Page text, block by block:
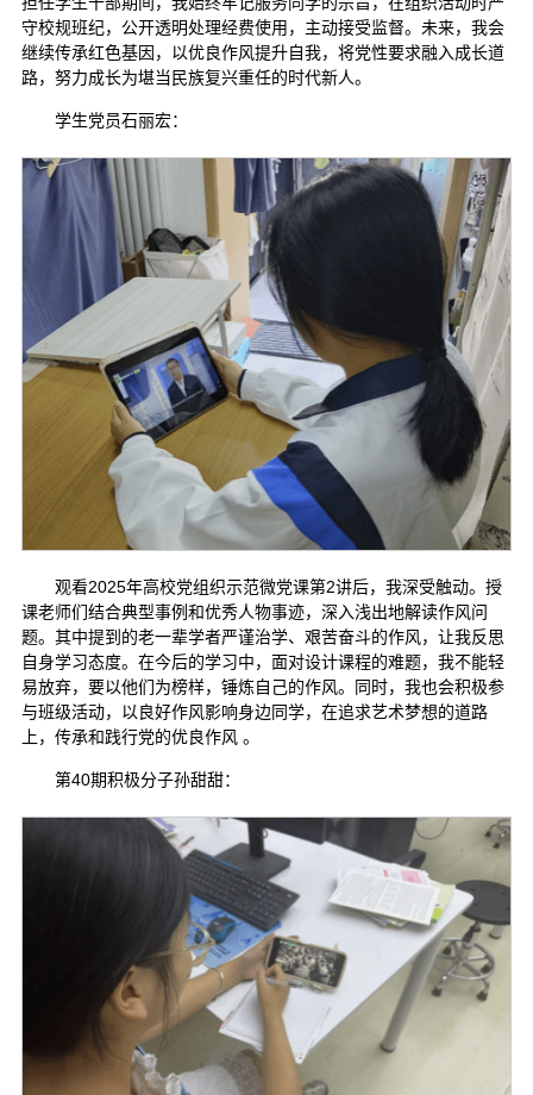
守校规班纪，公开透明处理经费使用，主动接受监督。未来，我会
继续传承红色基因，以优良作风提升自我，将党性要求融入成长道
路，努力成长为堪当民族复兴重任的时代新人。
学生党员石丽宏：
观看2025年高校党组织示范微党课第2讲后，我深受触动。授
课老师们结合典型事例和优秀人物事迹，深入浅出地解读作风问
题。其中提到的老一辈学者严谨治学、艰苦奋斗的作风，让我反思
自身学习态度。在今后的学习中，面对设计课程的难题，我不能轻
易放弃，要以他们为榜样，锤炼自己的作风。同时，我也会积极参
与班级活动，以良好作风影响身边同学，在追求艺术梦想的道路
上，传承和践行党的优良作风 。
第40期积极分子孙甜甜：